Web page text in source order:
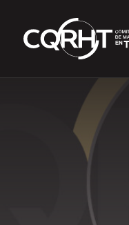
Connaissances
Informations sur
Main-d’oeuvre en